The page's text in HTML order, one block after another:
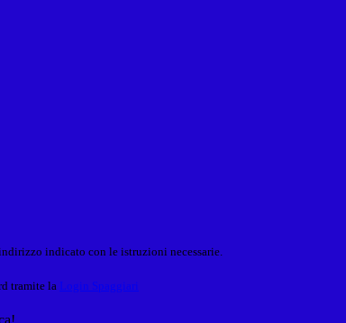
indicato con le istruzioni necessarie.
tramite la Login Spaggiari